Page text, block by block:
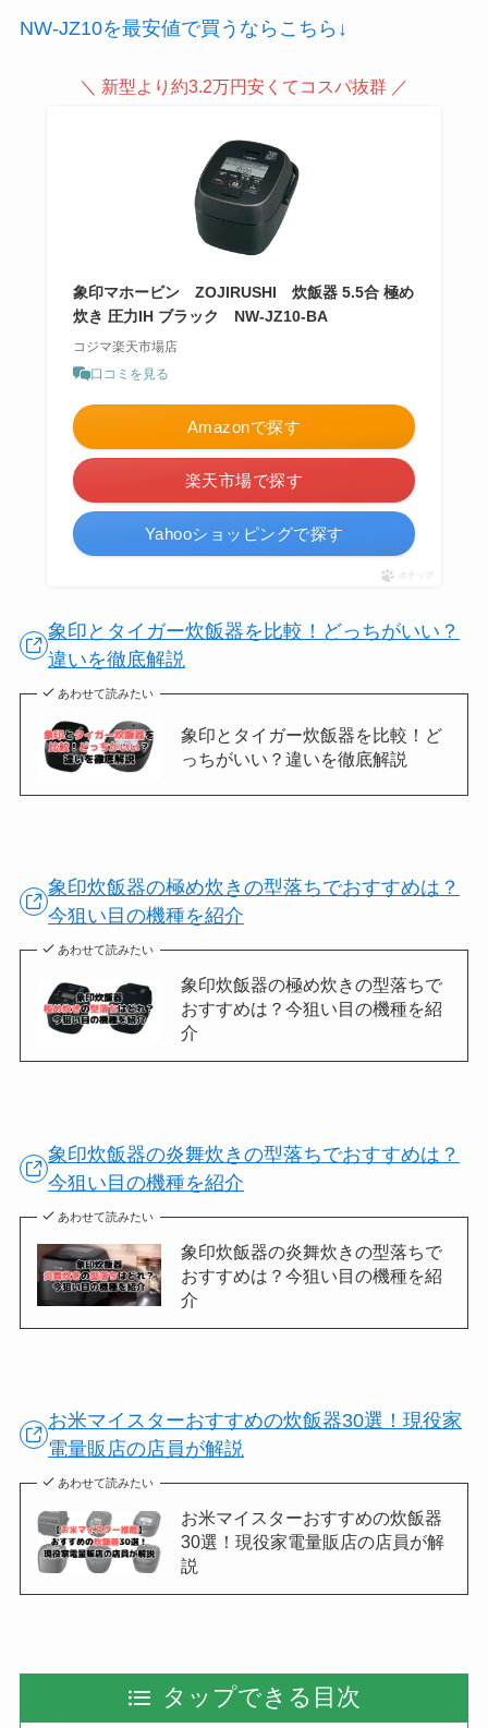
NW-JZ10を最安値で買うならこちら↓
＼ 新型より約3.2万円安くてコスパ抜群 ／
象印マホービン ZOJIRUSHI 炊飯器 5.5合 極め
炊き 圧力IH ブラック NW-JZ10-BA
コジマ楽天市場店
口コミを見る
Amazonで探す
楽天市場で探す
Yahooショッピングで探す
ポチップ
象印とタイガー炊飯器を比較！どっちがいい？
違いを徹底解説
あわせて読みたい
象印とタイガー炊飯器を比較！ど
っちがいい？違いを徹底解説
象印炊飯器の極め炊きの型落ちでおすすめは？
今狙い目の機種を紹介
あわせて読みたい
象印炊飯器の極め炊きの型落ちで
おすすめは？今狙い目の機種を紹
介
象印炊飯器の炎舞炊きの型落ちでおすすめは？
今狙い目の機種を紹介
あわせて読みたい
象印炊飯器の炎舞炊きの型落ちで
おすすめは？今狙い目の機種を紹
介
お米マイスターおすすめの炊飯器30選！現役家
電量販店の店員が解説
あわせて読みたい
お米マイスターおすすめの炊飯器
30選！現役家電量販店の店員が解
説
タップできる目次